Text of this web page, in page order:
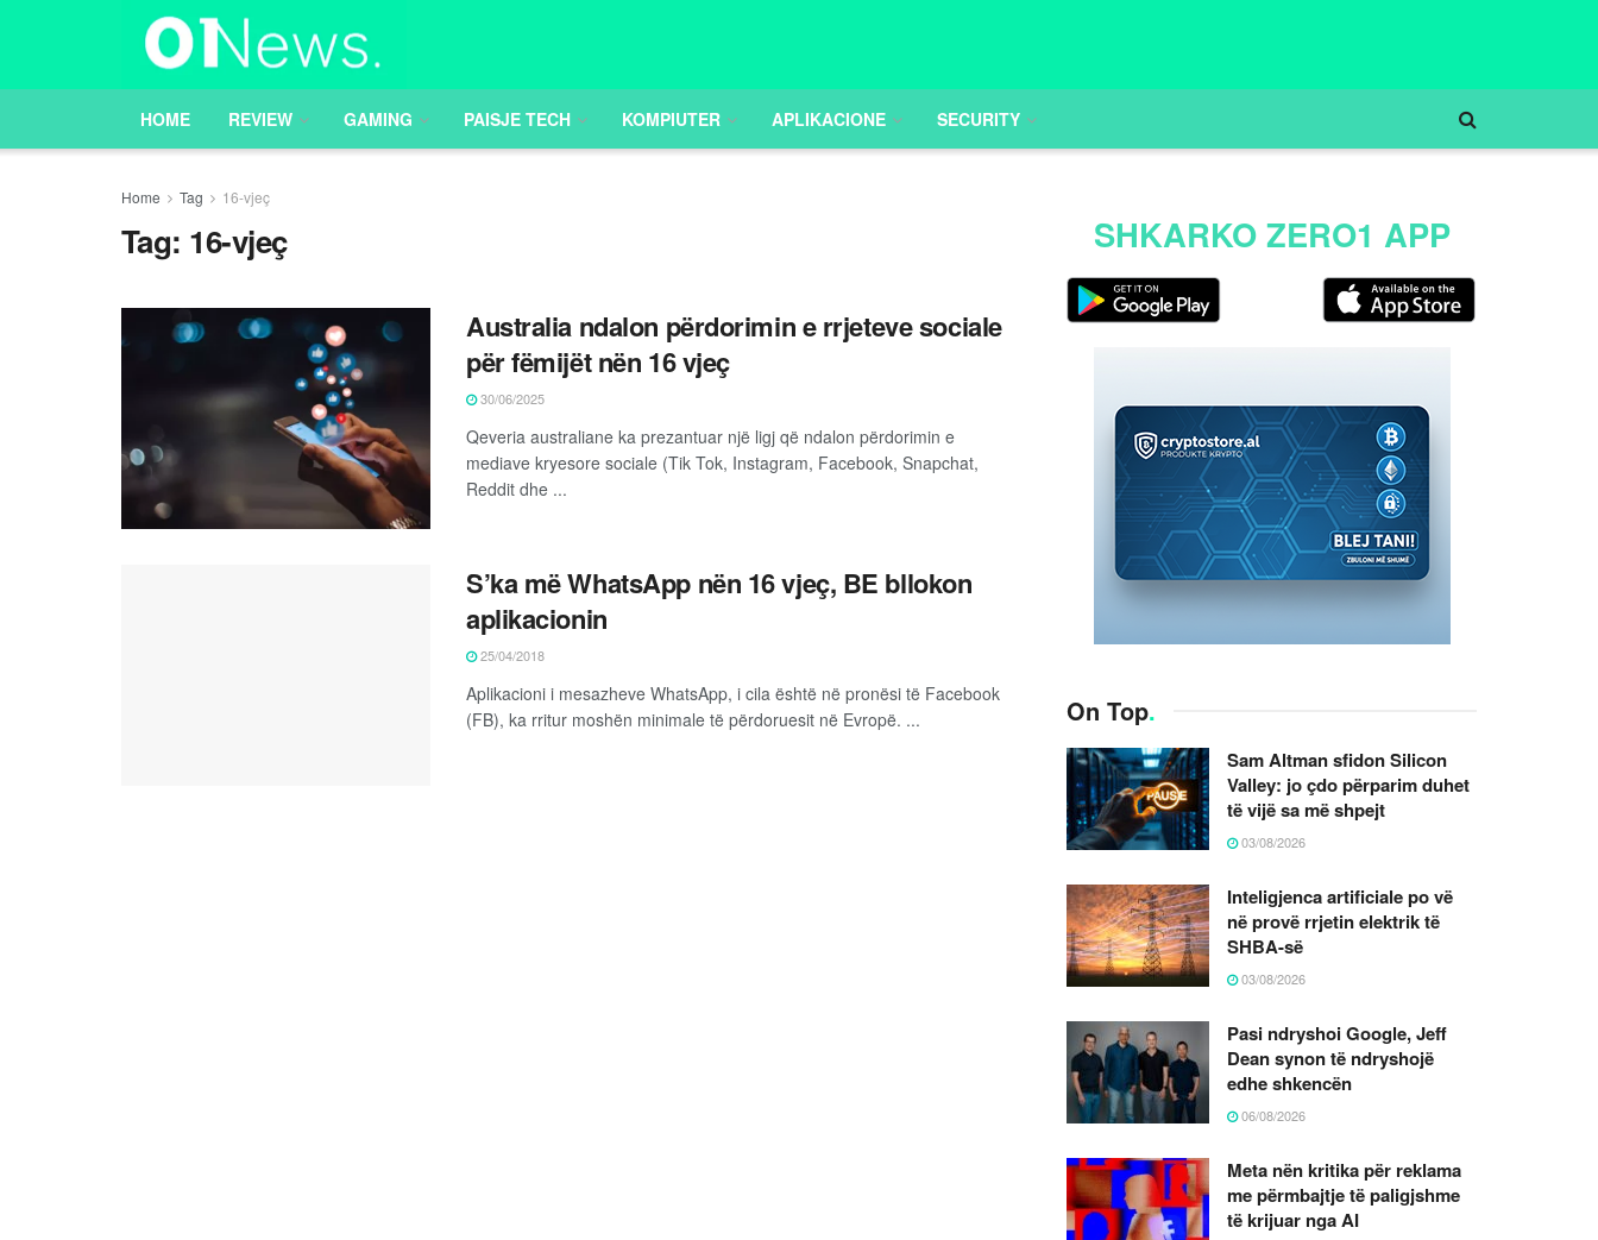
HOME REVIEW GAMING PAISJE TECH KOMPIUTER APLIKACIONE SECURITY
Home Tag 16-vjeç
Tag: 16-vjeç
Australia ndalon përdorimin e rrjeteve sociale
për fëmijët nën 16 vjeç
30/06/2025
Qeveria australiane ka prezantuar një ligj që ndalon përdorimin e
mediave kryesore sociale (Tik Tok, Instagram, Facebook, Snapchat,
Reddit dhe ...
S’ka më WhatsApp nën 16 vjeç, BE bllokon
aplikacionin
25/04/2018
Aplikacioni i mesazheve WhatsApp, i cila është në pronësi të Facebook
(FB), ka rritur moshën minimale të përdoruesit në Evropë. ...
SHKARKO ZERO1 APP
On Top.
Sam Altman sfidon Silicon
Valley: jo çdo përparim duhet
të vijë sa më shpejt
03/08/2026
Inteligjenca artificiale po vë
në provë rrjetin elektrik të
SHBA-së
03/08/2026
Pasi ndryshoi Google, Jeff
Dean synon të ndryshojë
edhe shkencën
06/08/2026
Meta nën kritika për reklama
me përmbajtje të paligjshme
të krijuar nga AI